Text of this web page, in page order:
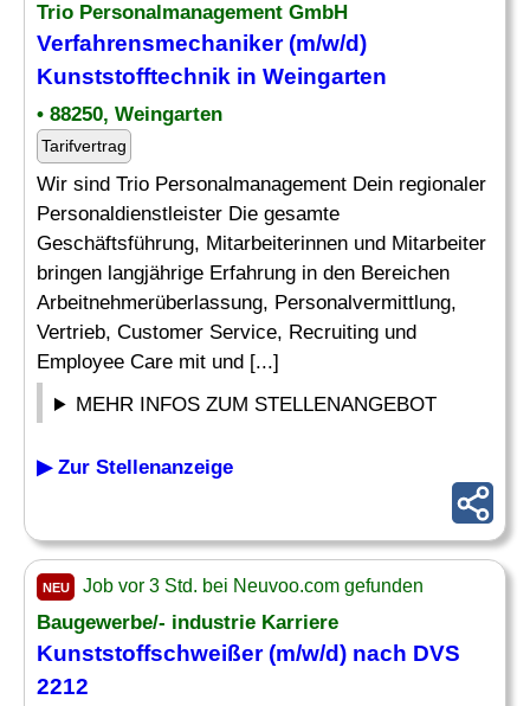
Trio Personalmanagement GmbH
Verfahrensmechaniker (m/w/d)
Kunststofftechnik in Weingarten
• 88250, Weingarten
Tarifvertrag
Wir sind Trio Personalmanagement Dein regionaler
Personaldienstleister Die gesamte
Geschäftsführung, Mitarbeiterinnen und Mitarbeiter
bringen langjährige Erfahrung in den Bereichen
Arbeitnehmerüberlassung, Personalvermittlung,
Vertrieb, Customer Service, Recruiting und
Employee Care mit und [...]
MEHR INFOS ZUM STELLENANGEBOT
▶ Zur Stellenanzeige
NEU Job vor 3 Std. bei Neuvoo.com gefunden
Baugewerbe/- industrie Karriere
Kunststoffschweißer (m/w/d) nach DVS
2212